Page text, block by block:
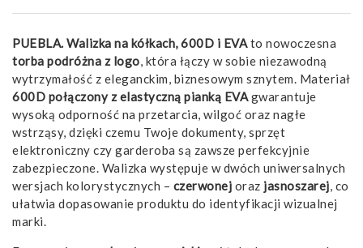
PUEBLA. Walizka na kółkach, 600D i EVAto nowoczesna
torba podróżna z logo, która łączy w sobie niezawodną
wytrzymałość z eleganckim, biznesowym sznytem. Materiał
600D połączony z elastyczną pianką EVAgwarantuje
wysoką odporność na przetarcia, wilgoć oraz nagłe
wstrząsy, dzięki czemu Twoje dokumenty, sprzęt
elektroniczny czy garderoba są zawsze perfekcyjnie
zabezpieczone. Walizka występuje w dwóch uniwersalnych
wersjach kolorystycznych – czerwonej oraz jasnoszarej, co
ułatwia dopasowanie produktu do identyfikacji wizualnej
marki.